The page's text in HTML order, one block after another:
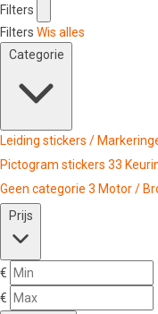
Filters
Filters Wis alles
Categorie
Leiding stickers /
Pictogram stickers 33
Geen categorie 3 Motor /
Prijs
€
€